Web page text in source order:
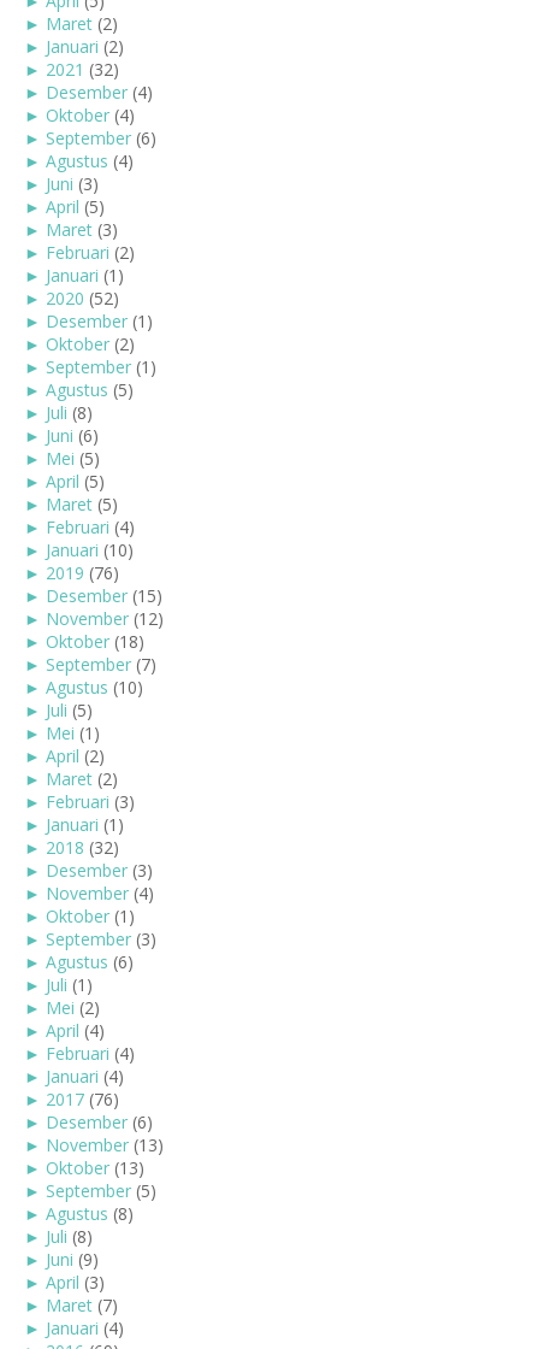
► Maret (2)
► Januari (2)
► 2021 (32)
► Desember (4)
► Oktober (4)
► September (6)
► Agustus (4)
► Juni (3)
► April (5)
► Maret (3)
► Februari (2)
► Januari (1)
► 2020 (52)
► Desember (1)
► Oktober (2)
► September (1)
► Agustus (5)
► Juli (8)
► Juni (6)
► Mei (5)
► April (5)
► Maret (5)
► Februari (4)
► Januari (10)
► 2019 (76)
► Desember (15)
► November (12)
► Oktober (18)
► September (7)
► Agustus (10)
► Juli (5)
► Mei (1)
► April (2)
► Maret (2)
► Februari (3)
► Januari (1)
► 2018 (32)
► Desember (3)
► November (4)
► Oktober (1)
► September (3)
► Agustus (6)
► Juli (1)
► Mei (2)
► April (4)
► Februari (4)
► Januari (4)
► 2017 (76)
► Desember (6)
► November (13)
► Oktober (13)
► September (5)
► Agustus (8)
► Juli (8)
► Juni (9)
► April (3)
► Maret (7)
► Januari (4)